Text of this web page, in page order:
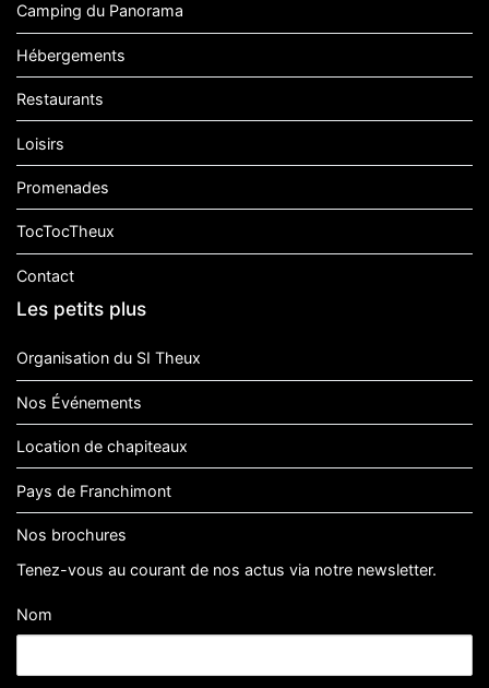
Camping du Panorama
Hébergements
Restaurants
Loisirs
Promenades
TocTocTheux
Contact
Les petits plus
Organisation du SI Theux
Nos Événements
Location de chapiteaux
Pays de Franchimont
Nos brochures
Tenez-vous au courant de nos actus via notre newsletter.
Nom